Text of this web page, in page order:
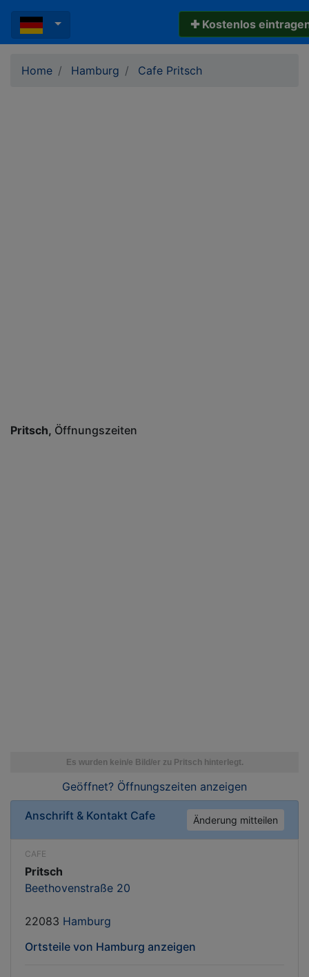
✚ Kostenlos
Home Hamburg Cafe Pritsch
Pritsch Öffnungszeiten
Geöffnet? Öffnungszeiten anzeigen
Anschrift & Kontakt Cafe Änderung mitteilen
CAFE
Pritsch
Beethovenstraße 20
22083 Hamburg
Ortsteile von Hamburg anzeigen